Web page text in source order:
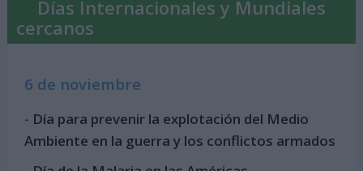
Días Internacionales y Mundiales
cercanos
6 de noviembre
- Día para prevenir la explotación del Medio
Ambiente en la guerra y los conflictos armados